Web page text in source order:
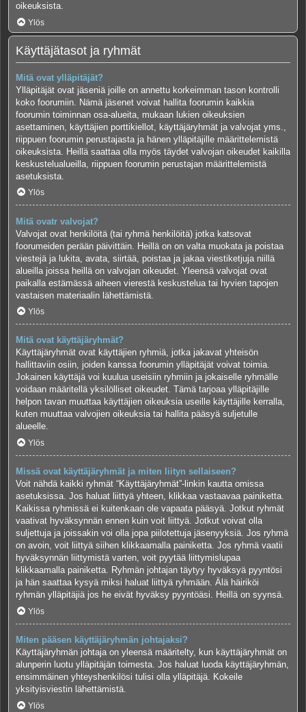
oikeuksista.
Ylös
Käyttäjätasot ja ryhmät
Mitä ovat ylläpitäjät?
Ylläpitäjät ovat jäseniä joille on annettu korkeimman tason kontrolli
koko foorumiin. Nämä jäsenet voivat hallita foorumin kaikkia
foorumin toiminnan osa-alueita, mukaan lukien oikeuksien
asettaminen, käyttäjien porttikiellot, käyttäjäryhmät ja valvojat yms.,
riippuen foorumin perustajasta ja hänen ylläpitäjille määrittelemistä
oikeuksista. Heillä saattaa olla myös täydet valvojan oikeudet kaikilla
keskustelualueilla, riippuen foorumin perustajan määrittelemistä
asetuksista.
Ylös
Mitä ovatr valvojat?
Valvojat ovat henkilöitä (tai ryhmä henkilöitä) jotka katsovat
foorumeiden perään päivittäin. Heillä on on valta muokata ja poistaa
viestejä ja lukita, avata, siirtää, poistaa ja jakaa viestiketjuja niillä
alueilla joissa heillä on valvojan oikeudet. Yleensä valvojat ovat
paikalla estämässä aiheen vierestä keskustelua tai hyvien tapojen
vastaisen materiaalin lähettämistä.
Ylös
Mitä ovat käyttäjäryhmät?
Käyttäjäryhmät ovat käyttäjien ryhmiä, jotka jakavat yhteisön
hallittaviin osiin, joiden kanssa foorumin ylläpitäjät voivat toimia.
Jokainen käyttäjä voi kuulua useisiin ryhmiin ja jokaiselle ryhmälle
voidaan määritellä yksilölliset oikeudet. Tämä tarjoaa ylläpitäjille
helpon tavan muuttaa käyttäjien oikeuksia useille käyttäjille kerralla,
kuten muuttaa valvojien oikeuksia tai hallita pääsyä suljetulle
alueelle.
Ylös
Missä ovat käyttäjäryhmät ja miten liityn sellaiseen?
Voit nähdä kaikki ryhmät “Käyttäjäryhmät”-linkin kautta omissa
asetuksissa. Jos haluat liittyä yhteen, klikkaa vastaavaa painiketta.
Kaikissa ryhmissä ei kuitenkaan ole vapaata pääsyä. Jotkut ryhmät
vaativat hyväksynnän ennen kuin voit liittyä. Jotkut voivat olla
suljettuja ja joissakin voi olla jopa piilotettuja jäsenyyksiä. Jos ryhmä
on avoin, voit liittyä siihen klikkaamalla painiketta. Jos ryhmä vaatii
hyväksynnän liittymistä varten, voit pyytää liittymislupaa
klikkaamalla painiketta. Ryhmän johtajan täytyy hyväksyä pyyntösi
ja hän saattaa kysyä miksi haluat liittyä ryhmään. Älä häiriköi
ryhmän ylläpitäjiä jos he eivät hyväksy pyyntöäsi. Heillä on syynsä.
Ylös
Miten pääsen käyttäjäryhmän johtajaksi?
Käyttäjäryhmän johtaja on yleensä määritelty, kun käyttäjäryhmät on
alunperin luotu ylläpitäjän toimesta. Jos haluat luoda käyttäjäryhmän,
ensimmäinen yhteyshenkilösi tulisi olla ylläpitäjä. Kokeile
yksityisviestin lähettämistä.
Ylös